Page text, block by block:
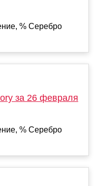
% Серебро
за 26 февраля
% Серебро